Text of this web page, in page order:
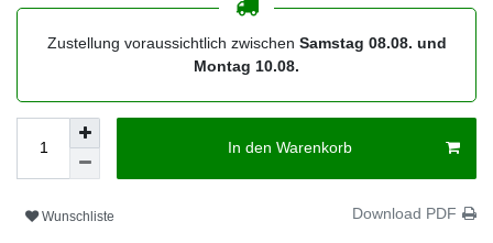
Zustellung voraussichtlich zwischen Samstag 08.08. und
Montag 10.08.
In den Warenkorb
Wunschliste Download PDF